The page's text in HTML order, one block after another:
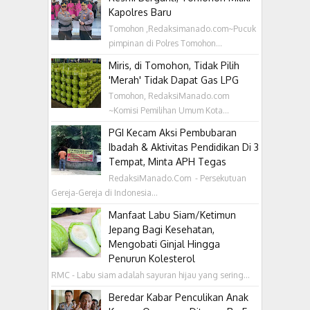
Kapolres Baru
Tomohon ,Redaksimanado.com~Pucuk
pimpinan di Polres Tomohon...
Miris, di Tomohon, Tidak Pilih
'Merah' Tidak Dapat Gas LPG
Tomohon, RedaksiManado.com
~Komisi Pemilihan Umum Kota...
PGI Kecam Aksi Pembubaran
Ibadah & Aktivitas Pendidikan Di 3
Tempat, Minta APH Tegas
RedaksiManado.Com - Persekutuan
Gereja-Gereja di Indonesia...
Manfaat Labu Siam/Ketimun
Jepang Bagi Kesehatan,
Mengobati Ginjal Hingga
Penurun Kolesterol
RMC - Labu siam adalah sayuran hijau yang sering...
Beredar Kabar Penculikan Anak